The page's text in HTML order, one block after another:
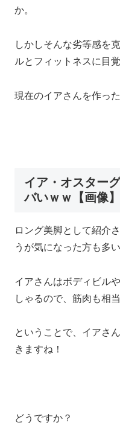
か。
しかしそんな劣等感を
ルとフィットネスに目
現在のイアさんを作っ
イア・オスター
バいｗｗ【画像】
ロング美脚として紹介
うが気になった方も多
イアさんはボディビル
しゃるので、筋肉も相
ということで、イアさ
きますね！
どうですか？